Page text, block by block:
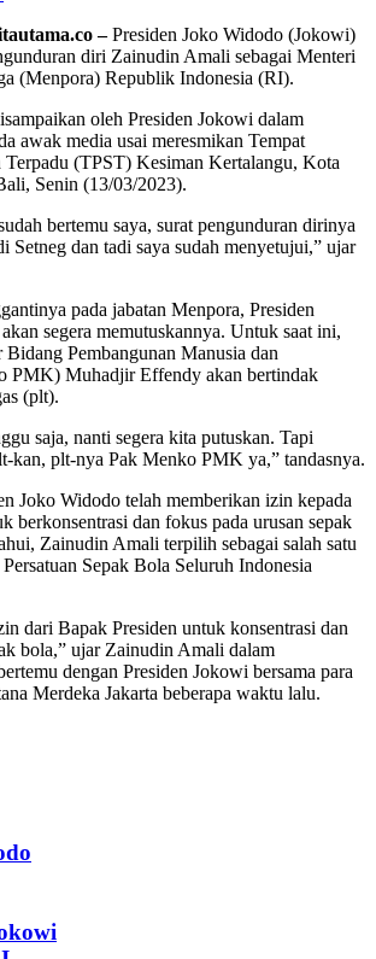
–Presiden Joko Widodo (Jokowi)
diri Zainudin Amali sebagai Menteri
(Menpora) Republik Indonesia (RI).
oleh Presiden Jokowi dalam
awak media usai meresmikan Tempat
Terpadu (TPST) Kesiman Kertalangu, Kota
Senin (13/03/2023).
bertemu saya, surat pengunduran dirinya
Setneg dan tadi saya sudah menyetujui,” ujar
pada jabatan Menpora, Presiden
segera memutuskannya. Untuk saat ini,
Pembangunan Manusia dan
PMK) Muhadjir Effendy akan bertindak
(plt).
saja, nanti segera kita putuskan. Tapi
kan, plt-nya Pak Menko PMK ya,” tandasnya.
Joko Widodo telah memberikan izin kepada
berkonsentrasi dan fokus pada urusan sepak
Zainudin Amali terpilih sebagai salah satu
Sepak Bola Seluruh Indonesia
dari Bapak Presiden untuk konsentrasi dan
bola,” ujar Zainudin Amali dalam
dengan Presiden Jokowi bersama para
Merdeka Jakarta beberapa waktu lalu.